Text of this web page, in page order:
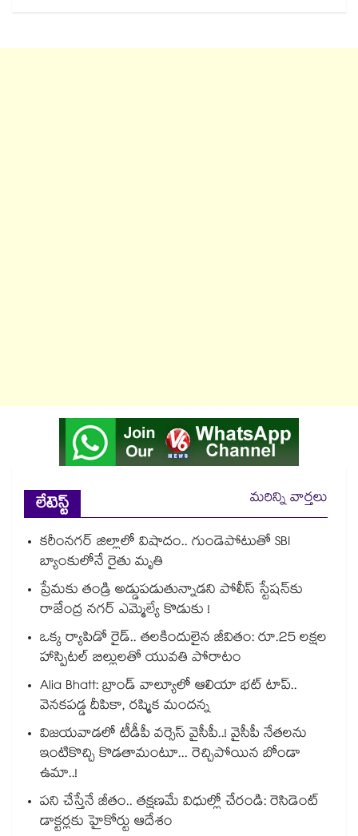
లేటెస్ట్
మరిన్ని వార్తలు
కరీంనగర్ జిల్లాలో విషాదం.. గుండెపోటుతో SBI
బ్యాంకులోనే రైతు మృతి
ప్రేమకు తండ్రి అడ్డుపడుతున్నాడని పోలీస్ స్టేషన్⁪కు
రాజేంద్ర నగర్ ఎమ్మెల్యే కొడుకు !
ఒక్క ర్యాపిడో రైడ్.. తలకిందులైన జీవితం: రూ.25 లక్షల
హాస్పిటల్ బిల్లులతో యువతి పోరాటం
Alia Bhatt: బ్రాండ్ వాల్యూలో ఆలియా భట్ టాప్..
వెనకపడ్డ దీపికా, రష్మిక మందన్న
విజయవాడలో టీడీపీ వర్సెస్ వైసీపీ..! వైసీపీ నేతలను
ఇంటికొచ్చి కొడతామంటూ... రెచ్చిపోయిన బోండా
ఉమా..!
పని చేస్తేనే జీతం.. తక్షణమే విధుల్లో చేరండి: రెసిడెంట్
డాక్టర్లకు హైకోర్టు ఆదేశం